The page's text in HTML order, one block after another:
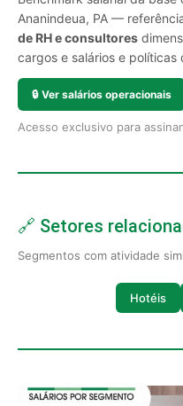
Ananindeua, PA —
de RH e consultores
cargos e salários e políticas
🔒 Ver salários operacionais
Acesso exclusivo para
🔗 Setores
Segmentos com atividade
Hotéis